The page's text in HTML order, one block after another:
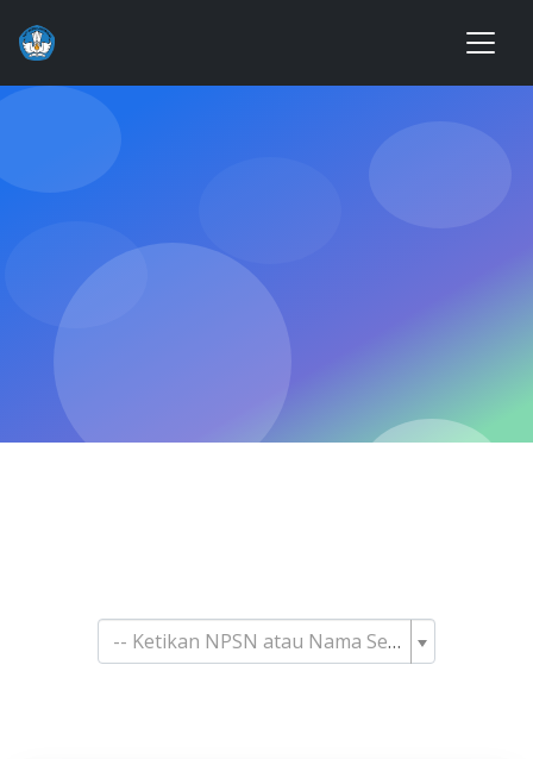
-- Ketikan NPSN atau Nama Sekolah--